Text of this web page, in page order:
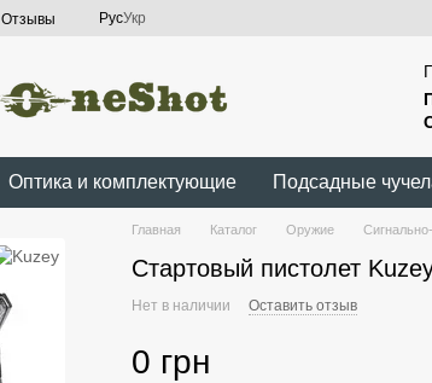
Отзывы РусУкр
Оптика и комплектующие Подсадные
Главная Каталог Оружие
Стартовый пистолет
Нет в наличии Оставить отзыв
0 грн